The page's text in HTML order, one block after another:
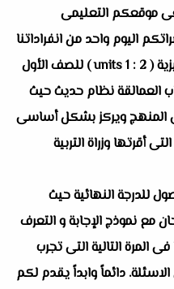
موقعكم التعليمى
اليوم واحد من انفراداتنا
التعليمية ألا وهو امتحان لغة انجليزية ( units 1 : 2 ) للصف الأول
الاول 2023 من كتاب العمالقة نظام حديث حيث
المنهج ويركز بشكل أساسى
أقرتها وزراة التربية
للدرجة النهائية حيث
مع نموذج الإجابة و التعرف
المرة التالية التى تجرب
دائماً وابداً يقدم لكم